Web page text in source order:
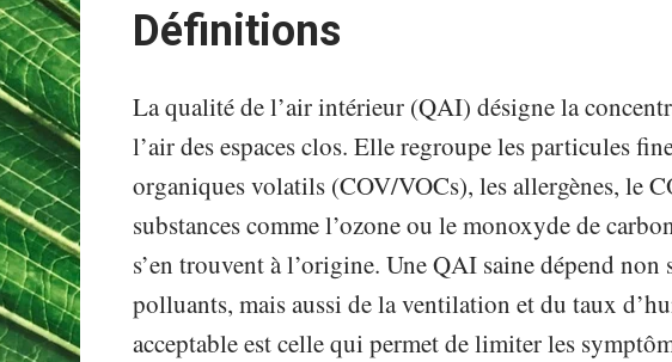
Définitions
La qualité de l’air intérieur (QAI) désigne la
l’air des espaces clos. Elle regroupe les particules
organiques volatils (COV/VOCs), les allergènes, le
substances comme l’ozone ou le monoxyde de
s’en trouvent à l’origine. Une QAI saine dépend non
polluants, mais aussi de la ventilation et du taux
acceptable est celle qui permet de limiter les